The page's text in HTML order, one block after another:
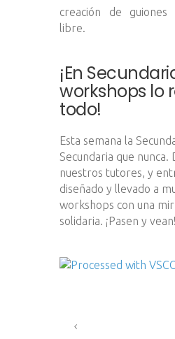
creación de
libre.
¡En
workshops lo
todo!
Esta semana la
Secundaria que nunca.
nuestros tutores, y
diseñado y llevado a
workshops con una
solidaria. ¡Pasen y vean!